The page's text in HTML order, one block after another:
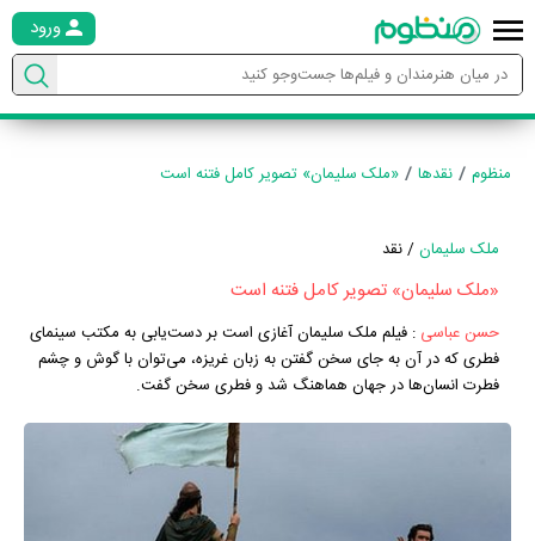
ورود
منظوم نقدها «ملک سلیمان» تصویر کامل فتنه است
ملک سلیمان/ نقد
«ملک سلیمان» تصویر کامل فتنه است
حسن عباسی : فیلم ملک سلیمان آغازی است بر دست‌یابی به مکتب سینمای
فطری که در آن به جای سخن گفتن به زبان غریزه، می‌توان با گوش و چشم
فطرت انسان‌ها در جهان هماهنگ شد و فطری سخن گفت.